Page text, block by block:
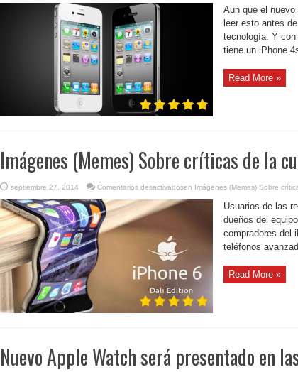
Aun que el
leer esto antes
tecnología. Y
tiene un iPhone
Read More »
Imágenes (Memes) Sobre críticas de la
septiembre 27, 2014 Comentarios desactivadosen Imágenes (Memes) Sobre
Usuarios de las
dueños del
compradores del
teléfonos
Read More »
Nuevo Apple Watch será presentado en